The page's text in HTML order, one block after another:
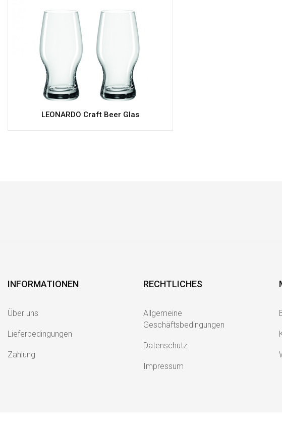
LEONARDO Craft Beer Glas
INFORMATIONEN
Über uns
Lieferbedingungen
Zahlung
RECHTLICHES
Allgemeine
Geschäftsbedingungen
Datenschutz
Impressum